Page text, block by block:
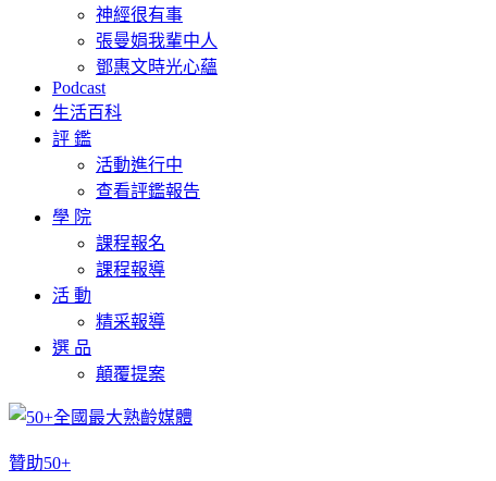
神經很有事
張曼娟我輩中人
鄧惠文時光心蘊
Podcast
生活百科
評 鑑
活動進行中
查看評鑑報告
學 院
課程報名
課程報導
活 動
精采報導
選 品
顛覆提案
贊助50+